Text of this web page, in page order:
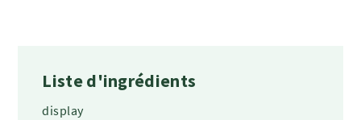
Liste d'ingrédients
display